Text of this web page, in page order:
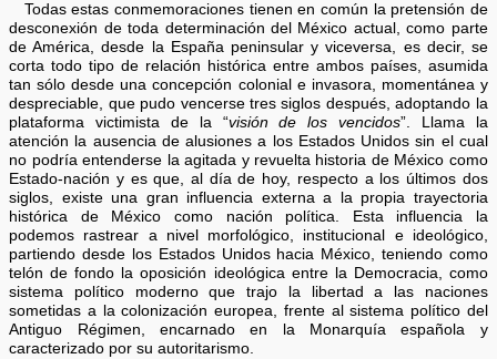
Todas estas conmemoraciones tienen en común la pretensión de
desconexión de toda determinación del México actual, como parte
de América, desde la España peninsular y viceversa, es decir, se
corta todo tipo de relación histórica entre ambos países, asumida
tan sólo desde una concepción colonial e invasora, momentánea y
despreciable, que pudo vencerse tres siglos después, adoptando la
plataforma victimista de la “visión de los vencidos”. Llama la
atención la ausencia de alusiones a los Estados Unidos sin el cual
no podría entenderse la agitada y revuelta historia de México como
Estado-nación y es que, al día de hoy, respecto a los últimos dos
siglos, existe una gran influencia externa a la propia trayectoria
histórica de México como nación política. Esta influencia la
podemos rastrear a nivel morfológico, institucional e ideológico,
partiendo desde los Estados Unidos hacia México, teniendo como
telón de fondo la oposición ideológica entre la Democracia, como
sistema político moderno que trajo la libertad a las naciones
sometidas a la colonización europea, frente al sistema político del
Antiguo Régimen, encarnado en la Monarquía española y
caracterizado por su autoritarismo.